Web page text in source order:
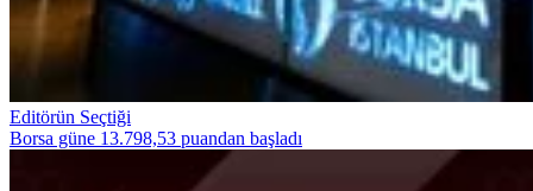
Editörün Seçtiği
Borsa güne 13.798,53 puandan başladı